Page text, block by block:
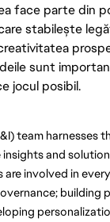
face parte din
stabilește
sunt
jocul posibil.
team harnesses
and
are involved in
building